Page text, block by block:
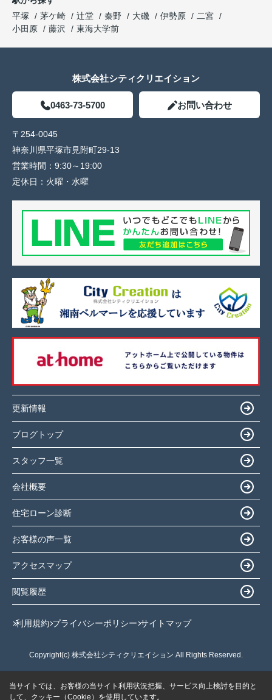
平塚
茅ケ崎 辻堂 秦野 大磯 伊勢原
二宮
小田原
藤沢 東海大学前
株式会社シティクリエイション
0463-73-5700 お問い合わせ
〒254-0045
神奈川県平塚市見附町29-13
営業時間： 9:30～19:00
定休日： 火曜・水曜
更新情報
ブログトップ
スタッフ一覧
会社概要
住宅ローン診断
お客様の声一覧
アクセスマップ
閲覧履歴
利用規約 プライバシーポリシー サイトマップ
Copyright(c) 株式会社シティクリエイション All Rights Reserved.
当サイトでは、お客様の当サイト利用状況把握、サービス向上検討を目的と
して、クッキー（Cookie）を使用しています。